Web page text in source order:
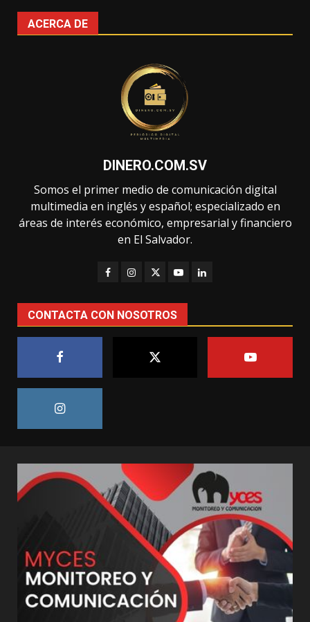
ACERCA DE
DINERO.COM.SV
Somos el primer medio de comunicación digital
multimedia en inglés y español; especializado en
áreas de interés económico, empresarial y financiero
en El Salvador.
CONTACTA CON NOSOTROS